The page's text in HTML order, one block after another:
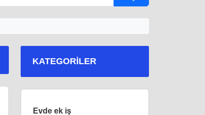
KATEGORILER
Evde ek iş